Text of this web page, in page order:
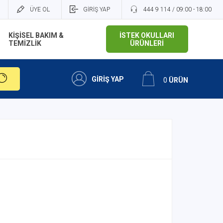
ÜYE OL GİRİŞ YAP 444 9 114 / 09:00 - 18:00
KİŞİSEL BAKIM &
TEMİZLİK
İSTEK OKULLARI
ÜRÜNLERİ
GİRİŞ YAP 0 ÜRÜN